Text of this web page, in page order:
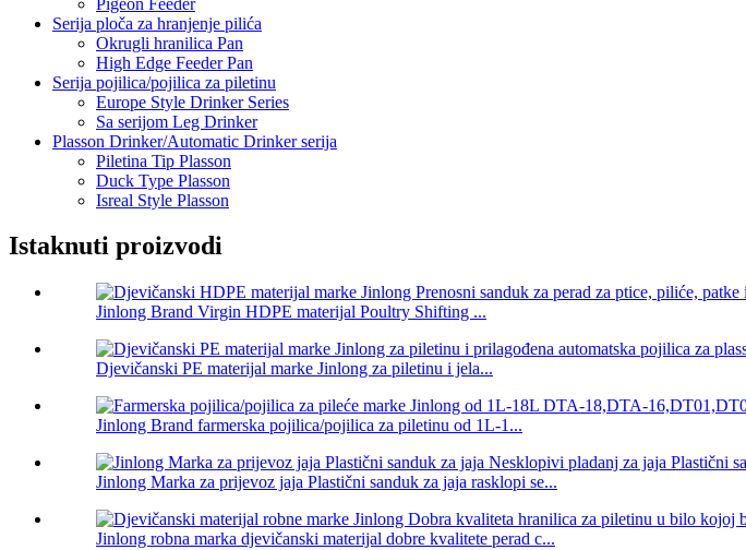
Serija ploča za hranjenje pilića
Okrugli hranilica Pan
High Edge Feeder Pan
Serija pojilica/pojilica za piletinu
Europe Style Drinker Series
Sa serijom Leg Drinker
Plasson Drinker/Automatic Drinker serija
Piletina Tip Plasson
Duck Type Plasson
Isreal Style Plasson
Istaknuti proizvodi
Jinlong Brand Virgin HDPE materijal Poultry Shifting ...
Djevičanski PE materijal marke Jinlong za piletinu i jela...
Jinlong Brand farmerska pojilica/pojilica za piletinu od 1L-1...
Jinlong Marka za prijevoz jaja Plastični sanduk za jaja rasklopi se...
Jinlong robna marka djevičanski materijal dobre kvalitete perad c...